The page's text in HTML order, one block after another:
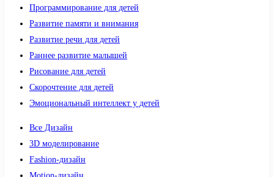
Программирование для детей
Развитие памяти и внимания
Развитие речи для детей
Раннее развитие малышей
Рисование для детей
Скорочтение для детей
Эмоциональный интеллект у детей
Все Дизайн
3D моделирование
Fashion-дизайн